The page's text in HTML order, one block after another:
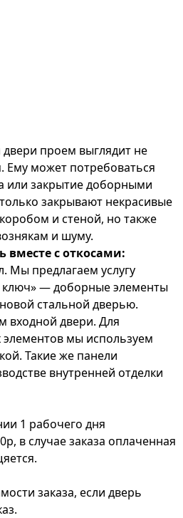
проем выглядит не
может потребоваться
или закрытие доборными
закрывают некрасивые
и стеной, но также
и шуму.
вместе с откосами:
Мы предлагаем услугу
ключ» — доборные элементы
стальной дверью.
входной двери. Для
мы используем
Такие же панели
внутренней отделки
1 рабочего дня
в случае заказа оплаченная
заказа, если дверь